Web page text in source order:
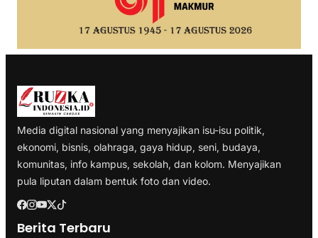
Media digital nasional yang menyajikan isu-isu politik,
ekonomi, bisnis, olahraga, gaya hidup, seni, budaya,
komunitas, info kampus, sekolah, dan kolom. Menyajikan
pula liputan dalam bentuk foto dan video.
Berita Terbaru